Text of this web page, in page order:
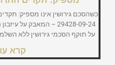
כשהסכם גירושין אינו מספיק:
29428-09-24 – המאבק
על תוקף הסכמי גירושין ללא
קרא